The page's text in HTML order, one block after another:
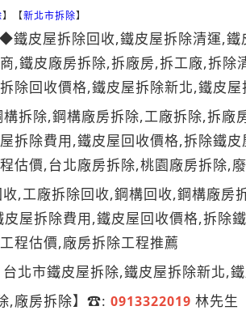
】【新北市拆除】
皮屋拆除回收,鐵皮屋拆除清運,鐵
,鐵皮廠房拆除,拆廠房,拆工廠,拆
除回收價格,鐵皮屋拆除新北,鐵皮
拆除,鋼構廠房拆除,工廠拆除,拆廠
拆除費用,鐵皮屋回收價格,拆除鐵
估價,台北廠房拆除,桃園廠房拆除,
,工廠拆除回收,鋼構回收,鋼構廠房
屋拆除費用,鐵皮屋回收價格,拆除
程估價,廠房拆除工程推薦
北市鐵皮屋拆除,鐵皮屋拆除新北,
,廠房拆除】☎: 0913322019 林先生